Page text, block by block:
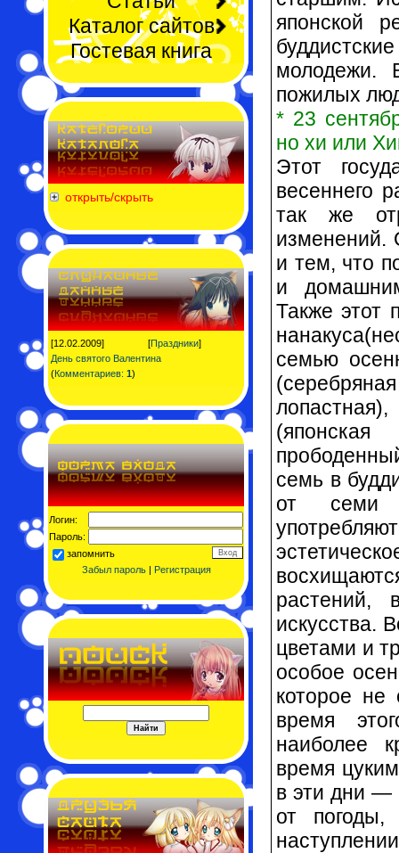
Каталог сайтов
Гостевая книга
открыть/скрыть
[12.02.2009] [Праздники]
День святого Валентина
(Комментариев: 1)
Логин:
Пароль:
запомнить
Забыл пароль| Регистрация
японской
молодежи.
пожилых
* 23
но хи или
Этот
весеннего
так же
изменений.
и тем, что
и
Также этот
семью
(японская
семь в
от семи
растений,
искусства.
цветами и
особое
которое не
время
наиболее
время
в эти дни —
от